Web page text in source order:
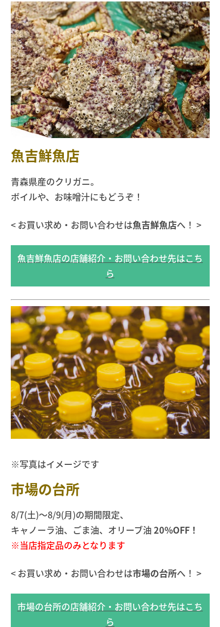
魚吉鮮魚店
青森県産のクリガニ。
ボイルや、お味噌汁にもどうぞ！
< お買い求め・お問い合わせは魚吉鮮魚店へ！ >
魚吉鮮魚店の店舗紹介・お問い合わせ先はこち
ら
※写真はイメージです
市場の台所
8/7(土)〜8/9(月)の期間限定、
キャノーラ油、ごま油、オリーブ油20%OFF！
※当店指定品のみとなります
< お買い求め・お問い合わせは市場の台所へ！ >
市場の台所の店舗紹介・お問い合わせ先はこち
ら